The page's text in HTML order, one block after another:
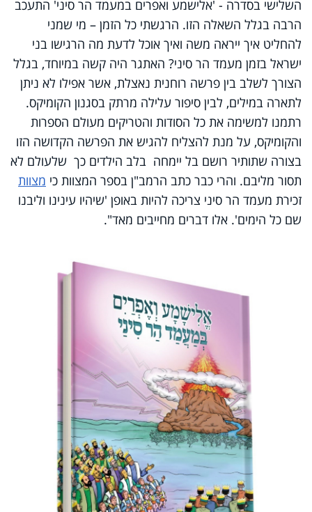
השלישי בסדרה - 'אלישמע ואפרים במעמד הר סיני' התעכב
הרבה בגלל השאלה הזו. הרגשתי כל הזמן – מי שמני
להחליט איך ייראה משה ואיך אוכל לדעת מה הרגישו בני
ישראל בזמן מעמד הר סיני? האתגר היה קשה במיוחד, בגלל
הצורך לשלב בין פרשה רוחנית נאצלת, אשר אפילו לא ניתן
לתארה במילים, לבין סיפור עלילה מרתק בסגנון הקומיקס.
רתמנו למשימה את כל הסודות והטריקים מעולם הספרות
והקומיקס, על מנת להצליח להגיש את הפרשה הקדושה הזו
בצורה שתותיר רושם בל יימחה בלב הילדים כך שלעולם לא
תסור מליבם. והרי כבר כתב הרמב"ן בספר המצוות כי מצוות
זכירת מעמד הר סיני צריכה להיות באופן 'שיהיו עינינו וליבנו
שם כל הימים'. אלו דברים מחייבים מאד".